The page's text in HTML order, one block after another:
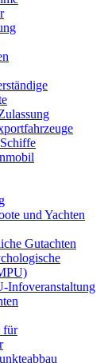
und Yachten
Gutachten
Infoveranstaltung
für